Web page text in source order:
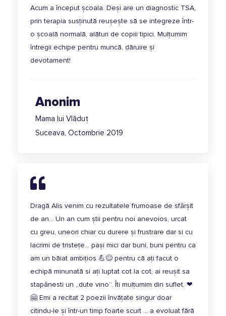
Acum a început școala. Deși are un diagnostic TSA,
prin terapia susținută reușește să se integreze într-
o școală normală, alături de copiii tipici. Mulțumim
întregii echipe pentru muncă, dăruire și
devotament!
Anonim
Mama lui Vlăduț
Suceava, Octombrie 2019
Dragă Alis venim cu rezultatele frumoase de sfârșit
de an… Un an cum știi pentru noi anevoios, urcat
cu greu, uneori chiar cu durere și frustrare dar si cu
lacrimi de tristețe… pași mici dar buni, buni pentru ca
am un băiat ambițios 💪😊 pentru că ați facut o
echipă minunată si ați luptat cot la cot, ai reușit sa
stapânesti un ,,dute vino”. Îti mulțumim din suflet. ❤
🤗 Emi a recitat 2 poezii învățate singur doar
citindu-le și într-un timp foarte scurt … a evoluat fără